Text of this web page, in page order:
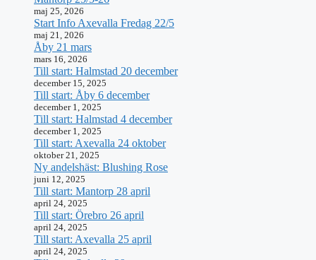
maj 25, 2026
Start Info Axevalla Fredag 22/5
maj 21, 2026
Åby 21 mars
mars 16, 2026
Till start: Halmstad 20 december
december 15, 2025
Till start: Åby 6 december
december 1, 2025
Till start: Halmstad 4 december
december 1, 2025
Till start: Axevalla 24 oktober
oktober 21, 2025
Ny andelshäst: Blushing Rose
juni 12, 2025
Till start: Mantorp 28 april
april 24, 2025
Till start: Örebro 26 april
april 24, 2025
Till start: Axevalla 25 april
april 24, 2025